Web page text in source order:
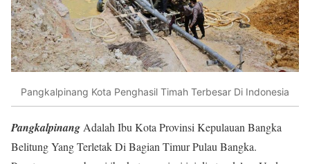
Pangkalpinang Kota Penghasil Timah Terbesar Di Indonesia
Pangkalpinang Adalah Ibu Kota Provinsi Kepulauan Bangka
Belitung Yang Terletak Di Bagian Timur Pulau Bangka.